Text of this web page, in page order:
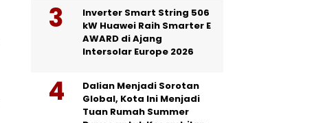
Inverter Smart String 506
kW Huawei Raih Smarter E
AWARD di Ajang
Intersolar Europe 2026
Dalian Menjadi Sorotan
Global, Kota Ini Menjadi
Tuan Rumah Summer